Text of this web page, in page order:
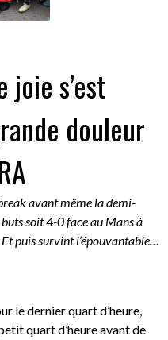
joie s’est
douleur
avant même la demi-
soit 4-0 face au Mans à
puis survint l’épouvantable…
le dernier quart d’heure,
quart d’heure avant de